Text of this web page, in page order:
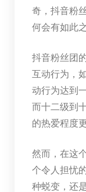
奇，抖音粉
何会有如此
抖音粉丝团
互动行为，
动行为达到
而十二级到
的热爱程度
然而，在这
个令人担忧
种蜕变，还